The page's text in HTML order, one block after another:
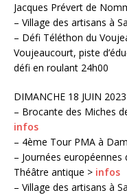
Jacques Prévert de
– Village des artisans à
– Défi Téléthon du
Voujeaucourt, piste
défi en roulant 24h00
DIMANCHE 18 JUIN 2023
– Brocante des Miches
infos
– 4ème Tour PMA à
– Journées européennes
Théâtre antique > infos
– Village des artisans à